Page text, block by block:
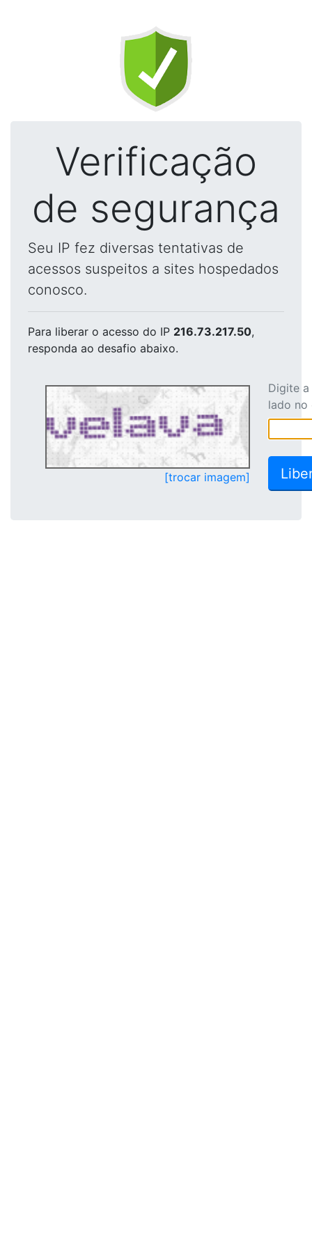
Verificação
de segurança
Seu IP fez diversas tentativas de
acessos suspeitos a sites hospedados
conosco.
Para liberar o acesso do IP 216.73.217.50,
responda ao desafio abaixo.
[trocar imagem]
Digite
lado no